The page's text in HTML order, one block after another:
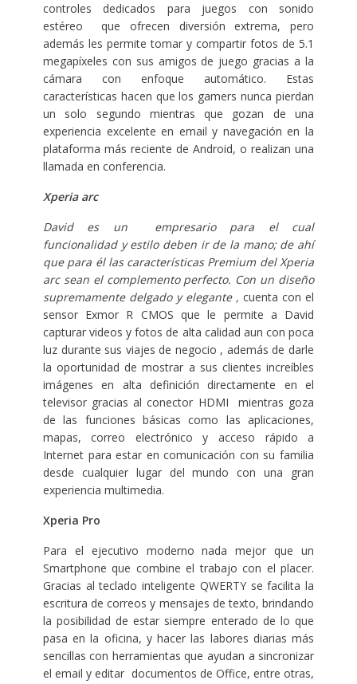
controles dedicados para juegos con sonido
estéreo que ofrecen diversión extrema, pero
además les permite tomar y compartir fotos de 5.1
megapíxeles con sus amigos de juego gracias a la
cámara con enfoque automático. Estas
características hacen que los gamers nunca pierdan
un solo segundo mientras que gozan de una
experiencia excelente en email y navegación en la
plataforma más reciente de Android, o realizan una
llamada en conferencia.
Xperia arc
David es un empresario para el cual
funcionalidad y estilo deben ir de la mano; de ahí
que para él las características Premium del Xperia
arc sean el complemento perfecto. Con un diseño
supremamente delgado y elegante ,cuenta con el
sensor Exmor R CMOS que le permite a David
capturar videos y fotos de alta calidad aun con poca
luz durante sus viajes de negocio , además de darle
la oportunidad de mostrar a sus clientes increíbles
imágenes en alta definición directamente en el
televisor gracias al conector HDMI mientras goza
de las funciones básicas como las aplicaciones,
mapas, correo electrónico y acceso rápido a
Internet para estar en comunicación con su familia
desde cualquier lugar del mundo con una gran
experiencia multimedia.
Xperia Pro
Para el ejecutivo moderno nada mejor que un
Smartphone que combine el trabajo con el placer.
Gracias al teclado inteligente QWERTY se facilita la
escritura de correos y mensajes de texto, brindando
la posibilidad de estar siempre enterado de lo que
pasa en la oficina, y hacer las labores diarias más
sencillas con herramientas que ayudan a sincronizar
el email y editar documentos de Office, entre otras,